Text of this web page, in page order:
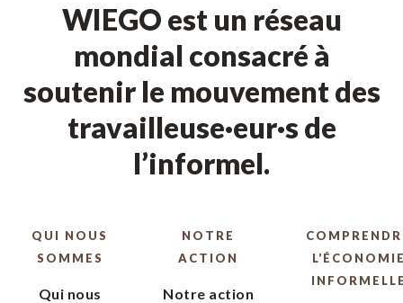
WIEGO est un réseau
mondial consacré à
soutenir le mouvement des
travailleuse·eur·s de
l’informel.
QUI NOUS
SOMMES
Qui nous
NOTRE
ACTION
Notre action